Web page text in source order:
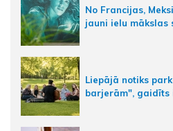
No Francijas,
jauni ielu mākslas
Liepājā notiks
barjerām", gaidīts